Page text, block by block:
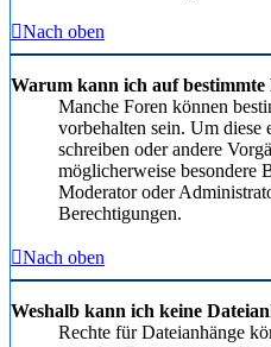
Nach oben
Warum kann ich auf
Manche Foren können
vorbehalten sein. Um diese
schreiben oder andere
möglicherweise besondere
Moderator oder
Berechtigungen.
Nach oben
Weshalb kann ich keine
Rechte für Dateianhänge